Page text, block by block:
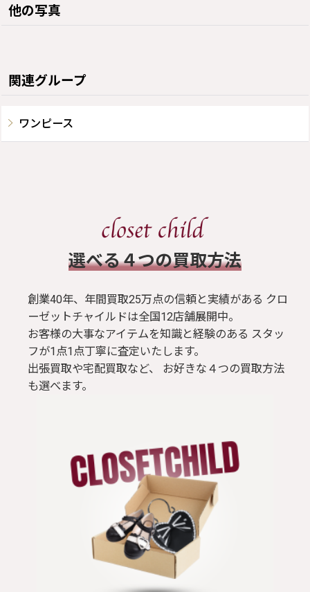
他の写真
関連グループ
ワンピース
​選べる４つの買取方法
創業40年、年間買取25万点の信頼と実績がある クロ
ーゼットチャイルドは全国12店舗展開中。
お客様の大事なアイテムを知識と経験のある スタッ
フが1点1点丁寧に査定いたします。
出張買取や宅配買取など、 お好きな４つの買取方法
も選べます。